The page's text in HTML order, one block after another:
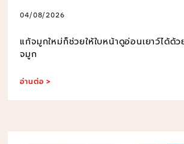
04/08/2026
แก้จมูกใหม่ก็ช่วยให้ใบหน้าดูอ่อนเยาว์ได้ด้ว
จมูก
อ่านต่อ >